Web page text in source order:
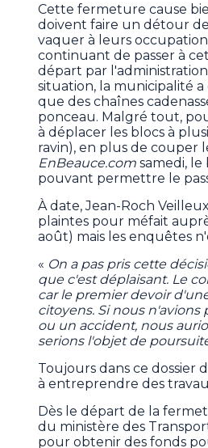
Cette fermeture cause
doivent faire un détour
vaquer à leurs
continuant de passer à
départ par
situation, la municipalité
que des chaînes
ponceau. Malgré tout,
à déplacer les blocs à
ravin), en plus de couper
EnBeauce.com samedi,
pouvant permettre le
À date, Jean-Roch
plaintes pour méfait
août) mais les enquêtes
« On a pas pris cette
que c'est déplaisant. Le
car le premier devoir
citoyens. Si nous
ou un accident, nous
serions l'objet de
Toujours dans ce dossier
à entreprendre des
Dès le départ de la
du ministère des
pour obtenir des fonds